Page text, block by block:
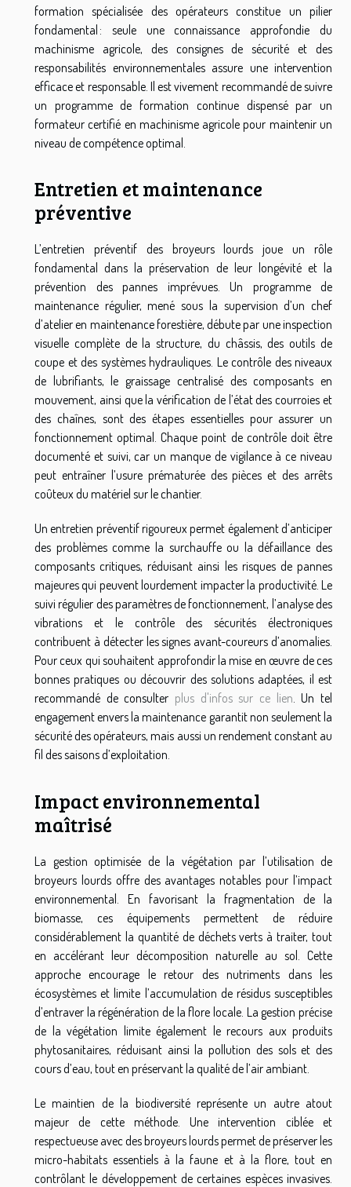
formation spécialisée des opérateurs constitue un pilier
fondamental : seule une connaissance approfondie du
machinisme agricole, des consignes de sécurité et des
responsabilités environnementales assure une intervention
efficace et responsable. Il est vivement recommandé de suivre
un programme de formation continue dispensé par un
formateur certifié en machinisme agricole pour maintenir un
niveau de compétence optimal.
Entretien et maintenance
préventive
L’entretien préventif des broyeurs lourds joue un rôle
fondamental dans la préservation de leur longévité et la
prévention des pannes imprévues. Un programme de
maintenance régulier, mené sous la supervision d’un chef
d’atelier en maintenance forestière, débute par une inspection
visuelle complète de la structure, du châssis, des outils de
coupe et des systèmes hydrauliques. Le contrôle des niveaux
de lubrifiants, le graissage centralisé des composants en
mouvement, ainsi que la vérification de l’état des courroies et
des chaînes, sont des étapes essentielles pour assurer un
fonctionnement optimal. Chaque point de contrôle doit être
documenté et suivi, car un manque de vigilance à ce niveau
peut entraîner l’usure prématurée des pièces et des arrêts
coûteux du matériel sur le chantier.
Un entretien préventif rigoureux permet également d’anticiper
des problèmes comme la surchauffe ou la défaillance des
composants critiques, réduisant ainsi les risques de pannes
majeures qui peuvent lourdement impacter la productivité. Le
suivi régulier des paramètres de fonctionnement, l’analyse des
vibrations et le contrôle des sécurités électroniques
contribuent à détecter les signes avant-coureurs d’anomalies.
Pour ceux qui souhaitent approfondir la mise en œuvre de ces
bonnes pratiques ou découvrir des solutions adaptées, il est
recommandé de consulter plus d'infos sur ce lien. Un tel
engagement envers la maintenance garantit non seulement la
sécurité des opérateurs, mais aussi un rendement constant au
fil des saisons d’exploitation.
Impact environnemental
maîtrisé
La gestion optimisée de la végétation par l’utilisation de
broyeurs lourds offre des avantages notables pour l’impact
environnemental. En favorisant la fragmentation de la
biomasse, ces équipements permettent de réduire
considérablement la quantité de déchets verts à traiter, tout
en accélérant leur décomposition naturelle au sol. Cette
approche encourage le retour des nutriments dans les
écosystèmes et limite l’accumulation de résidus susceptibles
d’entraver la régénération de la flore locale. La gestion précise
de la végétation limite également le recours aux produits
phytosanitaires, réduisant ainsi la pollution des sols et des
cours d’eau, tout en préservant la qualité de l’air ambiant.
Le maintien de la biodiversité représente un autre atout
majeur de cette méthode. Une intervention ciblée et
respectueuse avec des broyeurs lourds permet de préserver les
micro-habitats essentiels à la faune et à la flore, tout en
contrôlant le développement de certaines espèces invasives.